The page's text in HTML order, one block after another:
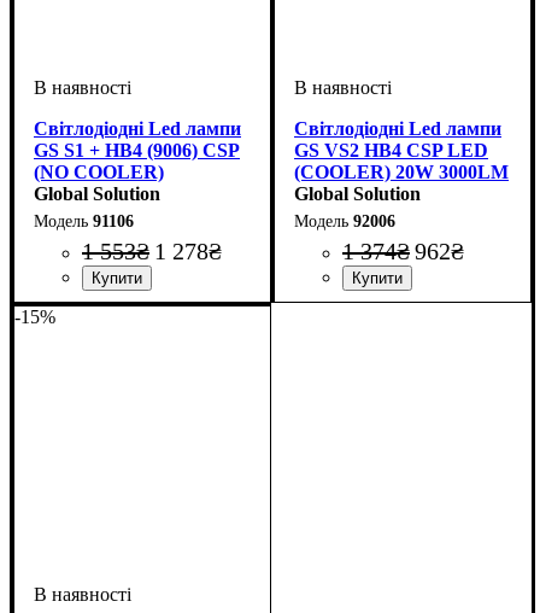
Світлодіодні Led лампи
GS S1 + HB4 (9006) CSP
(NO COOLER)
(комплект)
Global Solution
91106
1 553₴ 1 278₴
Цоколь лампи: HB4 (9006)
Напруга, V: 9-32V
Потужність, W: 25W
Світловий потік, LM:
4500LM
Кольорова Температура:
6000 K
Світлодіодні Led лампи
GS VS2 HB4 CSP LED
(COOLER) 20W 3000LM
6000k
Global Solution
92006
1 374₴962₴
Цоколь лампи: HB4 (9006)
Тип світлодіодного елементу
Напруга, V: 9-32V
Потужність, W: 36W
Світловий потік, LM:
-15%